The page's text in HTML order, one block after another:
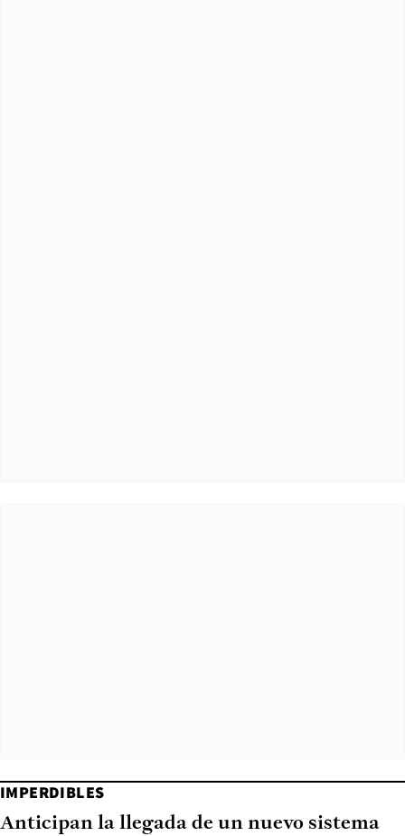
IMPERDIBLES
Anticipan la llegada de un nuevo sistema